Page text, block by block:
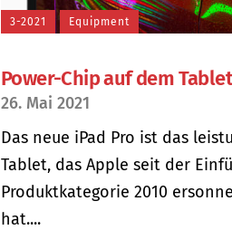
3-2021 Equipment
Power-Chip auf dem
26. Mai 2021
Das neue iPad Pro ist das
Tablet, das Apple seit der
Produktkategorie 2010
hat....